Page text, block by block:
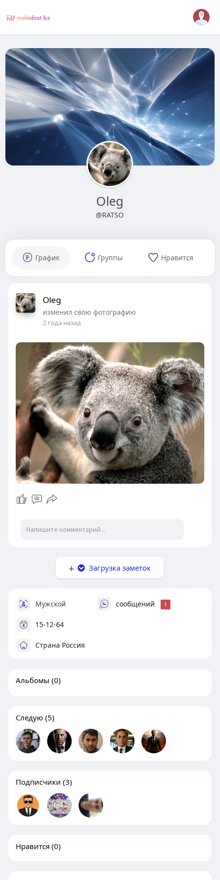
Oleg
@RATSO
График Группы Нравится
Oleg
изменил свою фотографию
2 года назад
Загрузка заметок
Мужской сообщений 1
15-12-64
Страна Россия
Альбомы (0)
Следую (5)
Подписчики (3)
Нравится (0)